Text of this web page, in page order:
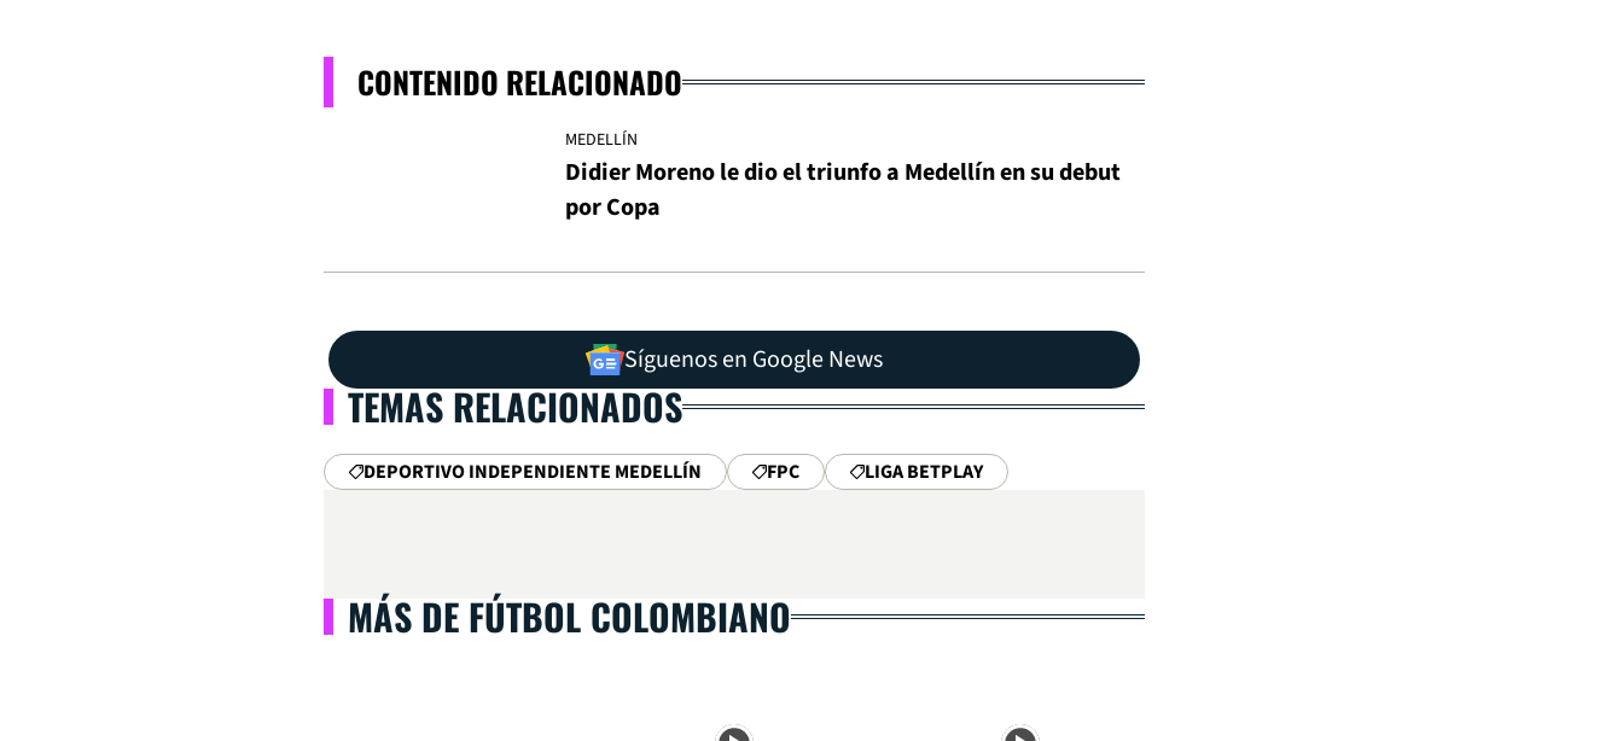
CONTENIDO RELACIONADO
MEDELLÍN
Didier Moreno le dio el triunfo a Medellín en su debut
por Copa
Síguenos en Google News
TEMAS RELACIONADOS
DEPORTIVO INDEPENDIENTE MEDELLÍN FPC LIGA BETPLAY
MÁS DE FÚTBOL COLOMBIANO